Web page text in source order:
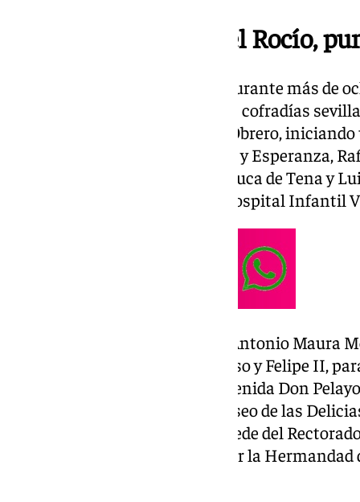
El Hospital Virgen del Rocío,
El traslado, que se prolongará durante más de
imágenes para la historia de las cofradías
horas de la Parroquia de Jesús Obrero,
Sebastián Bandarán, Bendición y Esperanza,
Domínguez Cerrato, Torcuato Luca de Tena y
paradas más esperadas en el Hospital Infantil
Tras su salida del hospital por Antonio Maura
por Bogotá, Juan Pablos, Progreso y Felipe II,
Parque de María Luisa por la Avenida Don
Católica, Avenida del Cid y el Paseo de las
en la Real Fábrica de Tabacos, sede del
donde la Virgen será recibida por la